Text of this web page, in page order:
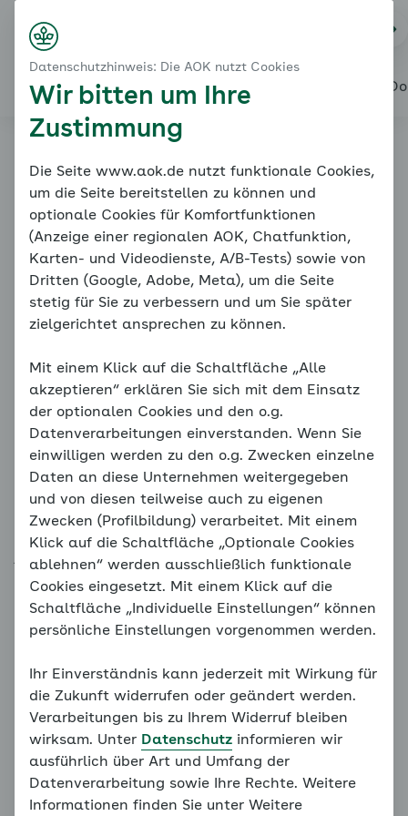
Alles über den Coach Mein Coach Meine
Von der Blutdruckmessung zur Diagnose
Basisdiagnostik und weitere Untersuchungen
Wann sind weitere Fachärzte erforderlich?
Online-Coach
Bluthochdruck
Basisdiagnostik und weitere Untersuchungen
Wann sind weitere Fachärzte
erforderlich?
Unkomplizierte Hochdruck-Erkrankungen werden
meistens erfolgreich durch die Hausärztin oder den
Hausarzt behandelt. In folgenden Fällen ist es
jedoch empfehlenswert, dass die Behandlung Ihres
Bluthochdrucks in Kooperation mit weiteren
Fachärztinnen und -ärzten erfolgt:
Blutdrucksenkern keine normalen Werte erreichen,
also einetherapieresistente Hypertonie
haben,
kann die Behandlung bei einem Arzt oder einer
Ärztin für Hypertensiologie (das bedeutet: für
Bluthochdruck-Erkrankungen) sinnvoll sein. Hier
können weitere mögliche Ursachen für Ihren
Bluthochdruck abgeklärt werden. Mehr dazu
Datenschutzhinweis: Die AOK nutzt Cookies
Wir bitten um Ihre
Zustimmung
Die Seite www.aok.de nutzt funktionale Cookies,
um die Seite bereitstellen zu können und
optionale Cookies für Komfortfunktionen
(Anzeige einer regionalen AOK, Chatfunktion,
Karten- und Videodienste, A/B-Tests) sowie von
Dritten (Google, Adobe, Meta), um die Seite
stetig für Sie zu verbessern und um Sie später
zielgerichtet ansprechen zu können.
Mit einem Klick auf die Schaltfläche „Alle
akzeptieren“ erklären Sie sich mit dem Einsatz
der optionalen Cookies und den o.g.
Datenverarbeitungen einverstanden. Wenn Sie
einwilligen werden zu den o.g. Zwecken einzelne
Daten an diese Unternehmen weitergegeben
und von diesen teilweise auch zu eigenen
Zwecken (Profilbildung) verarbeitet. Mit einem
Klick auf die Schaltfläche „Optionale Cookies
ablehnen“ werden ausschließlich funktionale
Cookies eingesetzt. Mit einem Klick auf die
Schaltfläche „Individuelle Einstellungen“ können
persönliche Einstellungen vorgenommen werden.
Ihr Einverständnis kann jederzeit mit Wirkung für
die Zukunft widerrufen oder geändert werden.
Verarbeitungen bis zu Ihrem Widerruf bleiben
wirksam. Unter Datenschutz informieren wir
ausführlich über Art und Umfang der
Datenverarbeitung sowie Ihre Rechte. Weitere
Informationen finden Sie unter Weitere